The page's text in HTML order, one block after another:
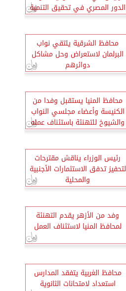
الدور المصري في تحقيق التنمية
الإفريقية
محافظ الشرقية يلتقي نواب
البرلمان لاستعراض وحل مشاكل
دوائرهم
محافظ المنيا يستقبل وفدا من
الكنيسة وأعضاء مجلسي النواب
والشيوخ للتهنئة باستئناف عمله
رئيس الوزراء يناقش مقترحات
لتحفيز تدفق الاستثمارات الأجنبية
والمحلية
وفد من الأزهر يقدم التهنئة
لمحافظ المنيا لاستئناف العمل
محافظ الغربية يتفقد المدارس
استعداد لامتحانات الثانوية